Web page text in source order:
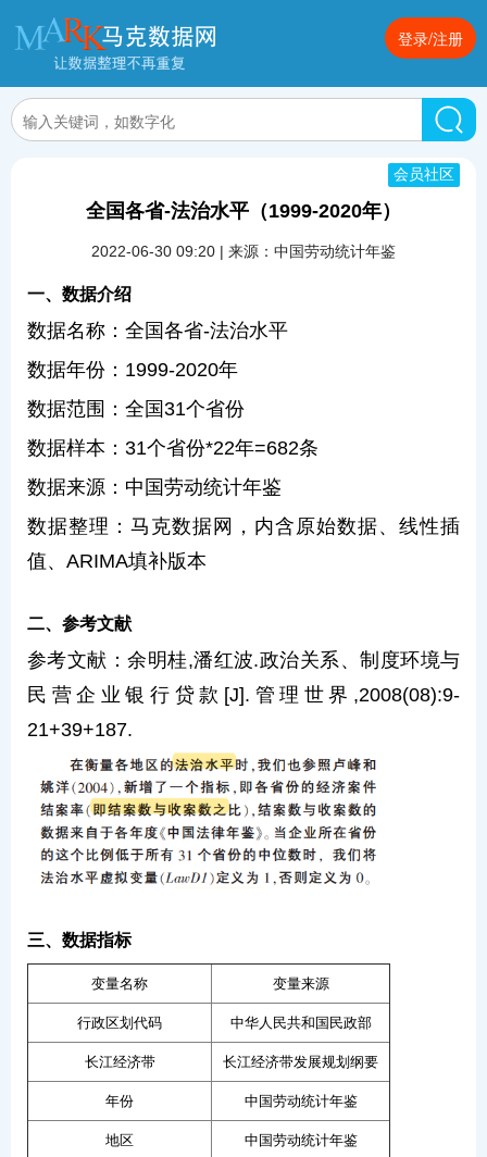
登录/注册
全国各省-法治水平（1999-2020年）
会员社区
2022-06-30 09:20 | 来源：中国劳动统计年鉴
一、数据介绍
数据名称：全国各省-法治水平
数据年份：1999-2020年
数据范围：全国31个省份
数据样本：31个省份*22年=682条
数据来源：中国劳动统计年鉴
数据整理：马克数据网，内含原始数据、线性插
值、ARIMA填补版本
二、参考文献
参考文献：余明桂,潘红波.政治关系、制度环境与
民营企业银行贷款[J].管理世界,2008(08):9-
21+39+187.
三、数据指标
变量名称 变量来源
行政区划代码 中华人民共和国民政部
长江经济带 长江经济带发展规划纲要
年份 中国劳动统计年鉴
地区 中国劳动统计年鉴